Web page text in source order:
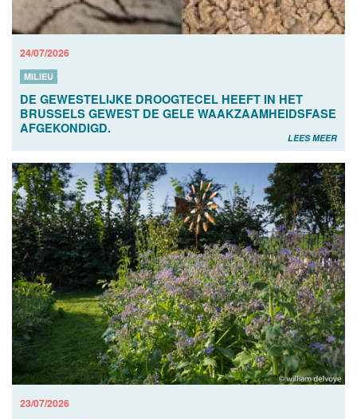
24/07/2026
MILIEU
DE GEWESTELIJKE DROOGTECEL HEEFT IN HET
BRUSSELS GEWEST DE GELE WAAKZAAMHEIDSFASE
AFGEKONDIGD.
LEES MEER
23/07/2026